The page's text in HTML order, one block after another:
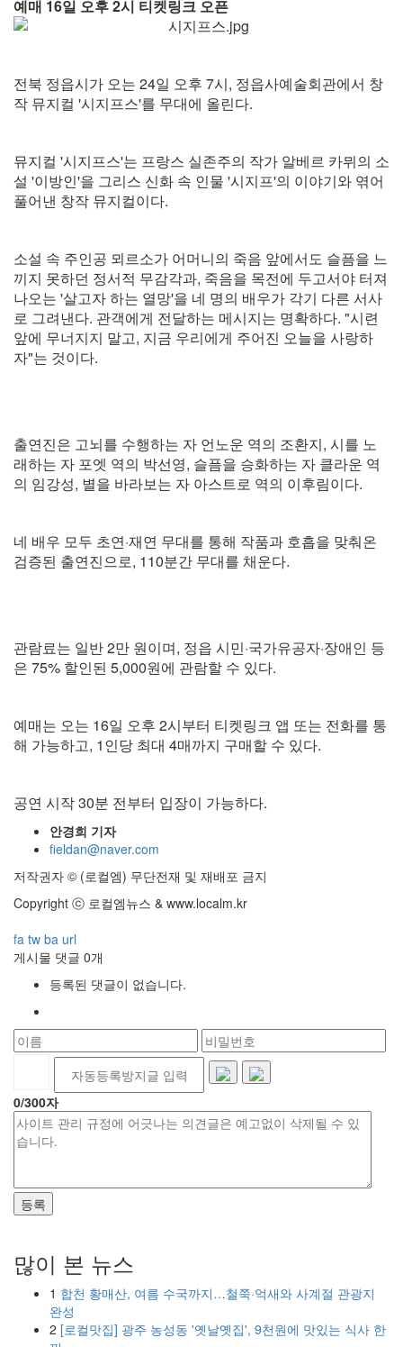
예매 16일 오후 2시 티켓링크 오픈
전북 정읍시가 오는 24일 오후 7시, 정읍사예술회관에서 창
작 뮤지컬 '시지프스'를 무대에 올린다.
뮤지컬 '시지프스'는 프랑스 실존주의 작가 알베르 카뮈의 소
설 '이방인'을 그리스 신화 속 인물 '시지프'의 이야기와 엮어
풀어낸 창작 뮤지컬이다.
소설 속 주인공 뫼르소가 어머니의 죽음 앞에서도 슬픔을 느
끼지 못하던 정서적 무감각과, 죽음을 목전에 두고서야 터져
나오는 '살고자 하는 열망'을 네 명의 배우가 각기 다른 서사
로 그려낸다. 관객에게 전달하는 메시지는 명확하다. "시련
앞에 무너지지 말고, 지금 우리에게 주어진 오늘을 사랑하
자"는 것이다.
출연진은 고뇌를 수행하는 자 언노운 역의 조환지, 시를 노
래하는 자 포엣 역의 박선영, 슬픔을 승화하는 자 클라운 역
의 임강성, 별을 바라보는 자 아스트로 역의 이후림이다.
네 배우 모두 초연·재연 무대를 통해 작품과 호흡을 맞춰온
검증된 출연진으로, 110분간 무대를 채운다.
관람료는 일반 2만 원이며, 정읍 시민·국가유공자·장애인 등
은 75% 할인된 5,000원에 관람할 수 있다.
예매는 오는 16일 오후 2시부터 티켓링크 앱 또는 전화를 통
해 가능하고, 1인당 최대 4매까지 구매할 수 있다.
공연 시작 30분 전부터 입장이 가능하다.
안경희 기자
fieldan@naver.com
저작권자 © (로컬엠) 무단전재 및 재배포 금지
Copyright ⓒ 로컬엠뉴스 & www.localm.kr
fa tw ba url
게시물 댓글 0개
등록된 댓글이 없습니다.
0/300자
등록
많이 본 뉴스
1 합천 황매산, 여름 수국까지…철쭉·억새와 사계절 관광지
완성
2 [로컬맛집] 광주 농성동 '옛날옛집', 9천원에 맛있는 식사 한